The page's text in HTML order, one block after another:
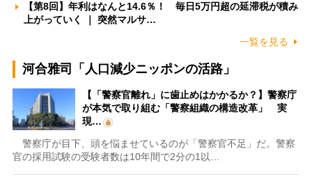
【第8回】年利はなんと14.6％！ 毎日5万円超の延滞税が積み
上がっていく ｜ 突然マルサ…
一覧を見る
河合雅司「人口減少ニッポンの活路」
【「警察官離れ」に歯止めはかかるか？】警察庁
が本気で取り組む「警察組織の構造改革」 実
現…
警察庁が目下、頭を悩ませているのが「警察官不足」だ。警察
官の採用試験の受験者数は10年間で2分の1以…